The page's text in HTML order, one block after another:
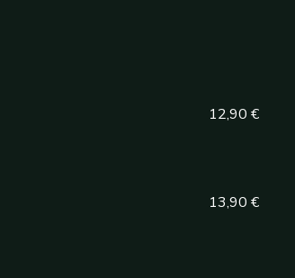
12,90 €
13,90 €